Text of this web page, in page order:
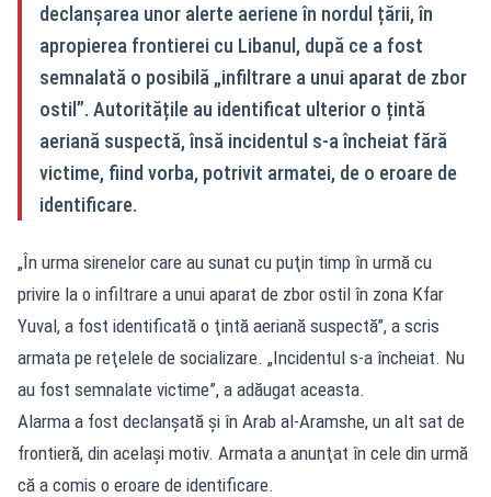
declanșarea unor alerte aeriene în nordul țării, în
apropierea frontierei cu Libanul, după ce a fost
semnalată o posibilă „infiltrare a unui aparat de zbor
ostil”. Autoritățile au identificat ulterior o țintă
aeriană suspectă, însă incidentul s-a încheiat fără
victime, fiind vorba, potrivit armatei, de o eroare de
identificare.
„În urma sirenelor care au sunat cu puţin timp în urmă cu
privire la o infiltrare a unui aparat de zbor ostil în zona Kfar
Yuval, a fost identificată o ţintă aeriană suspectă”, a scris
armata pe reţelele de socializare. „Incidentul s-a încheiat. Nu
au fost semnalate victime”, a adăugat aceasta.
Alarma a fost declanşată şi în Arab al-Aramshe, un alt sat de
frontieră, din acelaşi motiv. Armata a anunţat în cele din urmă
că a comis o eroare de identificare.